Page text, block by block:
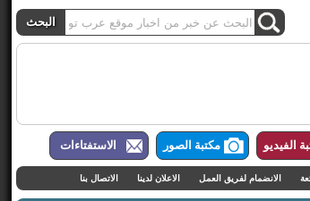
الفيديو مكتبة الصور الاستفتاءات
الانضمام لفريق العمل الاعلان لدينا الاتصال بنا